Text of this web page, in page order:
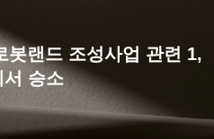
봇랜드 조성사업 관련 1,
서 승소